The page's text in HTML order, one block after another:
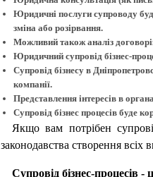
Юридичні послуги супроводу
зміна або розірвання.
Можливий також аналіз
Юридичний супровід бізнес-
Супровід бізнесу в
компанії.
Представлення інтересів в
Супровід бізнес процесів буде
Якщо вам потрібен
законодавства створення всіх
Супровід бізнес-процесів -